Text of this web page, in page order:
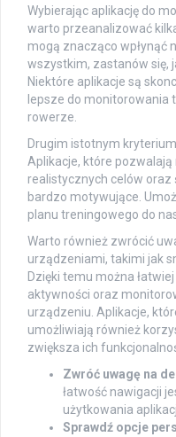
Wybierając aplikację do
warto przeanalizować
mogą znacząco wpłynąć
wszystkim, zastanów się,
Niektóre aplikacje są
lepsze do monitorowania
rowerze.
Drugim istotnym
Aplikacje, które
realistycznych celów oraz
bardzo motywujące.
planu treningowego do
Warto również zwrócić
urządzeniami, takimi jak
Dzięki temu można
aktywności oraz
urządzeniu. Aplikacje,
umożliwiają również
zwiększa ich
Zwróć uwagę na
łatwość nawigacji
użytkowania
Sprawdź opcje